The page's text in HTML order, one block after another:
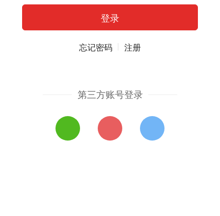
忘记密码 注册
第三方账号登录